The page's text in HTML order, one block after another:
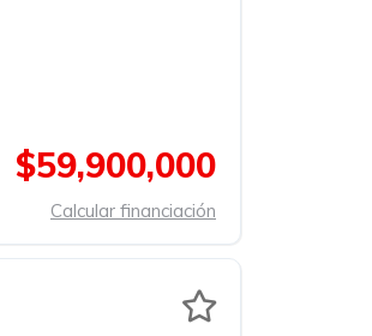
$59,900,000
Calcular financiación